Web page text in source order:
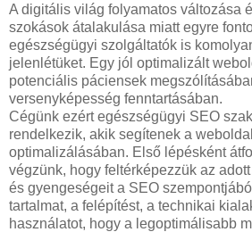
A digitális világ folyamatos változása
szokások átalakulása miatt egyre
egészségügyi szolgáltatók is
jelenlétüket. Egy jól optimalizált
potenciális páciensek
versenyképesség fenntartásában.
Cégünk ezért egészségügyi SEO
rendelkezik, akik segítenek a
optimalizálásában. Első lépésként
végzünk, hogy feltérképezzük az
és gyengeségeit a SEO
tartalmat, a felépítést, a technikai
használatot, hogy a legoptimálisabb